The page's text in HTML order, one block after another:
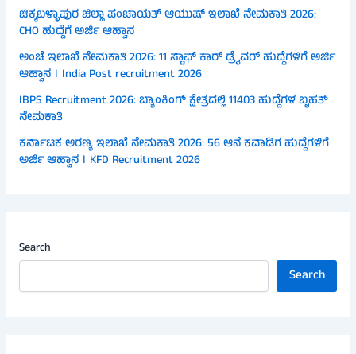
ಚಿಕ್ಕಬಳ್ಳಾಪುರ ಜಿಲ್ಲಾ ಪಂಚಾಯತ್ ಆಯುಷ್ ಇಲಾಖೆ ನೇಮಕಾತಿ 2026:
CHO ಹುದ್ದೆಗೆ ಅರ್ಜಿ ಆಹ್ವಾನ
ಅಂಚೆ ಇಲಾಖೆ ನೇಮಕಾತಿ 2026: 11 ಸ್ಟಾಫ್ ಕಾರ್ ಡ್ರೈವರ್ ಹುದ್ದೆಗಳಿಗೆ ಅರ್ಜಿ
ಆಹ್ವಾನ । India Post recruitment 2026
IBPS Recruitment 2026: ಬ್ಯಾಂಕಿಂಗ್ ಕ್ಷೇತ್ರದಲ್ಲಿ 11403 ಹುದ್ದೆಗಳ ಬೃಹತ್
ನೇಮಕಾತಿ
ಕರ್ನಾಟಕ ಅರಣ್ಯ ಇಲಾಖೆ ನೇಮಕಾತಿ 2026: 56 ಆನೆ ಕವಾಡಿಗ ಹುದ್ದೆಗಳಿಗೆ
ಅರ್ಜಿ ಆಹ್ವಾನ । KFD Recruitment 2026
Search
Search